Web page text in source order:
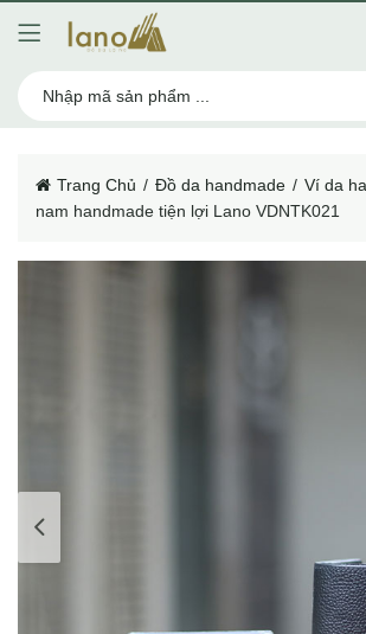
Trang Chủ Đồ da handmade Ví da
nam handmade tiện lợi Lano VDNTK021